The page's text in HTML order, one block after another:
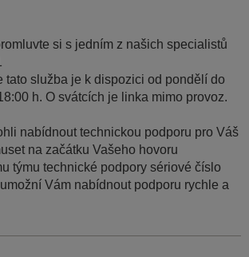
si s jedním z našich specialistů
tato služba je k dispozici od pondělí do
h. O svátcích je linka mimo provoz.
nabídnout technickou podporu pro Váš
na začátku Vašeho hovoru
týmu technické podpory sériové číslo
Vám nabídnout podporu rychle a